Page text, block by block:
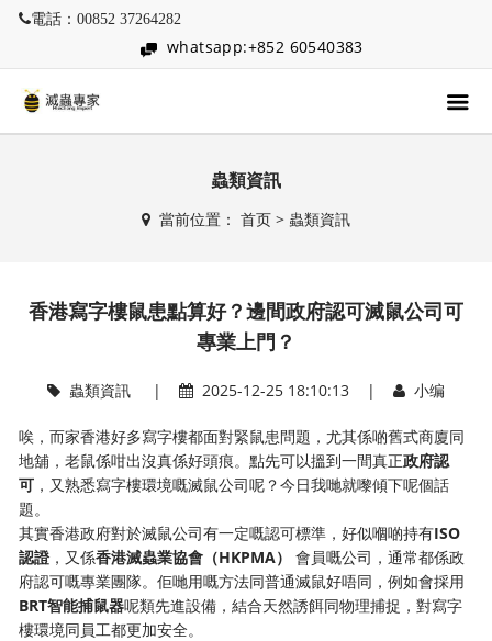
電話：00852 37264282
whatsapp:+852 60540383
蟲類資訊
當前位置： 首页> 蟲類資訊
香港寫字樓鼠患點算好？邊間政府認可滅鼠公司可
專業上門？
蟲類資訊| 2025-12-25 18:10:13 | 小编
唉，而家香港好多寫字樓都面對緊鼠患問題，尤其係啲舊式商廈同
地舖，老鼠係咁出沒真係好頭痕。點先可以搵到一間真正政府認
可 ，又熟悉寫字樓環境嘅滅鼠公司呢？今日我哋就嚟傾下呢個話
題。
其實香港政府對於滅鼠公司有一定嘅認可標準，好似嗰啲持有ISO
認證 ，又係香港滅蟲業協會（HKPMA）
​ 會員嘅公司，通常都係政
府認可嘅專業團隊。佢哋用嘅方法同普通滅鼠好唔同，例如會採用
BRT智能捕鼠器呢類先進設備，結合天然誘餌同物理捕捉，對寫字
樓環境同員工都更加安全。